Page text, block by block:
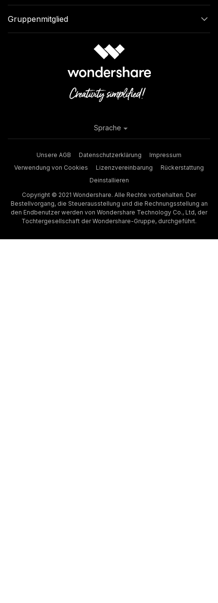
Gruppenmitglied
Unsere AGB Datenschutzerklärung
Impressum
Verwendung von Cookies
Lizenzvereinbarung
Rückerstattung
Deinstallieren
Copyright © 2021 Wondershare. Alle Rechte vorbehalten. Der
Bestellvorgang, die Steuerausstellung und die Rechnungsstellung an
den Endbenutzer werden von Wondershare Technology Co., Ltd, der
Tochtergesellschaft der Wondershare-Gruppe, durchgeführt.
Sprache